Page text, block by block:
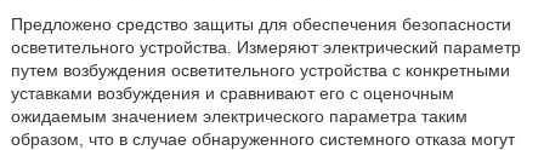
Предложено средство защиты для обеспечения безопасности
осветительного устройства. Измеряют электрический параметр
путем возбуждения осветительного устройства с конкретными
уставками возбуждения и сравнивают его с оценочным
ожидаемым значением электрического параметра таким
образом, что в случае обнаруженного системного отказа могут